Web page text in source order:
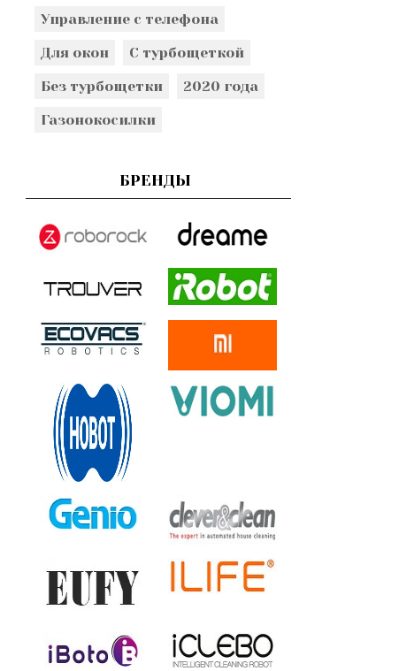
Управление с телефона
Для окон
С турбощеткой
Без турбощетки
2020 года
Газонокосилки
БРЕНДЫ